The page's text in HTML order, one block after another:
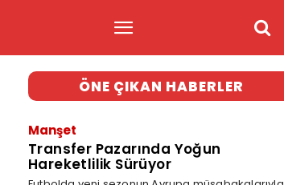
ÖNE ÇIKAN HABERLER
Manşet
Transfer Pazarında Yoğun
Hareketlilik Sürüyor